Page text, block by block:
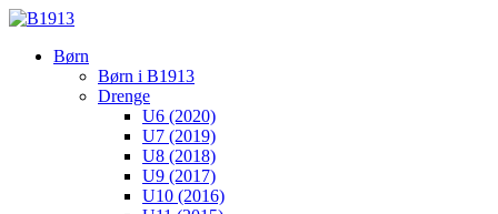
Børn
Børn i B1913
Drenge
U6 (2020)
U7 (2019)
U8 (2018)
U9 (2017)
U10 (2016)